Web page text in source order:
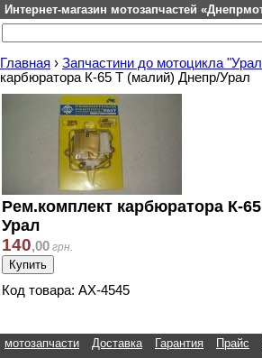
Интернет-магазин мотозапчастей
Главная › Запчастини до мотоцикла
карбюратора К-65 Т (малий) Днепр/Урал
Рем.комплект карбюратора К-
Урал
140,00 грн.
Код товара: АХ-4545
мотозапчасти Доставка Гарантия Прайс